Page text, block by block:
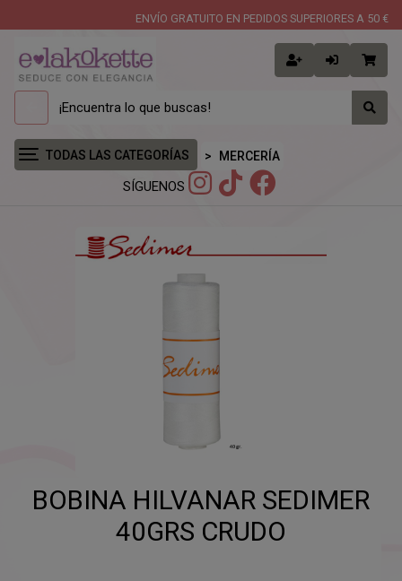
ENVÍO GRATUITO EN PEDIDOS SUPERIORES A 50 €
TODAS LAS CATEGORÍAS MERCERÍA
SÍGUENOS
BOBINA HILVANAR SEDIMER
40GRS CRUDO